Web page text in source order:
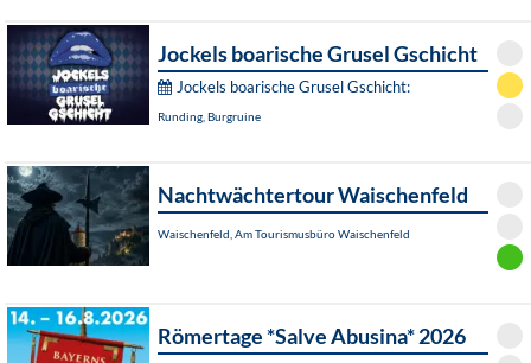
Jockels boarische Grusel Gschicht
Jockels boarische Grusel Gschicht:
Runding, Burgruine
Nachtwächtertour Waischenfeld
Waischenfeld, Am Tourismusbüro Waischenfeld
Römertage *Salve Abusina* 2026